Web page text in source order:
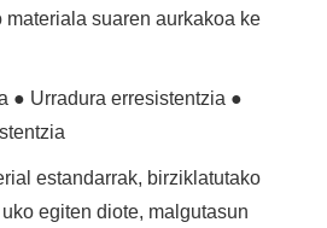
materiala suaren aurkakoa ke
● Urradura erresistentzia ●
estandarrak, birziklatutako
egiten diote, malgutasun